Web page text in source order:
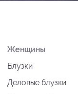
Женщины
Блузки
Деловые блузки